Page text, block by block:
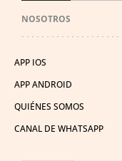
NOSOTROS
APP IOS
APP ANDROID
QUIÉNES SOMOS
CANAL DE WHATSAPP